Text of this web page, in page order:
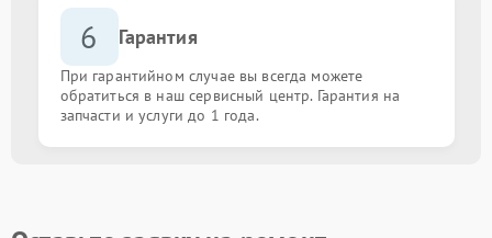
6 Гарантия
При гарантийном случае вы всегда можете
обратиться в наш сервисный центр. Гарантия на
запчасти и услуги до 1 года.